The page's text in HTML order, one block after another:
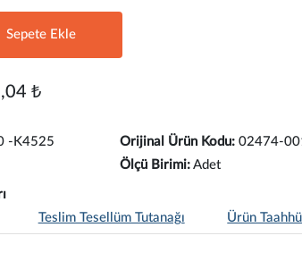
Sepete Ekle
₺
-K4525 Orijinal Ürün Kodu: 02474-
Ölçü Birimi: Adet
Teslim Tesellüm Tutanağı Ürün